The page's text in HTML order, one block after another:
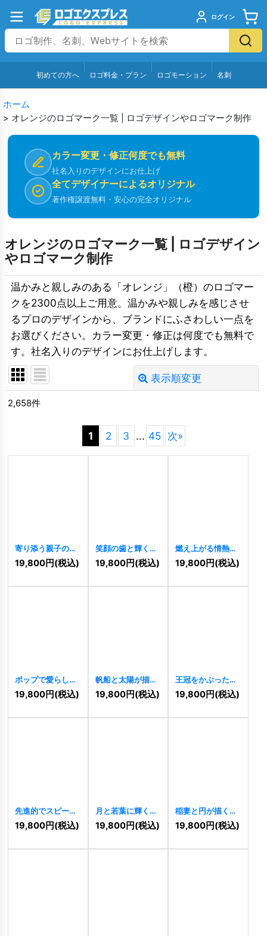
ログイン
初めての方へ ロゴ料金・プラン ロゴモーション 名刺
ホーム
> オレンジのロゴマーク一覧 | ロゴデザインやロゴマーク制作
カラー変更・修正何度でも無料
社名入りのデザインにお仕上げ
全てデザイナーによるオリジナル
著作権譲渡無料・安心の完全オリジナル
オレンジのロゴマーク一覧 | ロゴデザイン
やロゴマーク制作
温かみと親しみのある「オレンジ」（橙）のロゴマー
クを2300点以上ご用意。温かみや親しみを感じさせ
るプロのデザインから、ブランドにふさわしい一点を
お選びください。カラー変更・修正は何度でも無料で
す。社名入りのデザインにお仕上げします。
表示順変更
絞り込む
2,658件
1 2 3 ... 45 次»
寄り添う親子の鳥
が描く温かい絆の
ロゴ 11500]
19,800円(税込)
笑顔の歯と輝く星
のロゴ [11498]
19,800円(税込)
燃え上がる情熱を
象徴するイーグル
のロゴ [ 11490]
19,800円(税込)
ポップで愛らしい
カメのキャラクタ
ーロゴ [ 11487]
19,800円(税込)
帆船と太陽が描く
冒険と未来のロゴ
11488 ]
19,800円(税込)
王冠をかぶった犬
と猫の仲良しロゴ
11486 ]
19,800円(税込)
先進的でスピード
感のある「B」の
ロゴ 11482]
19,800円(税込)
月と若葉に輝く
「A」のナチュラ
ルロゴ [11478]
19,800円(税込)
稲妻と円が描くエ
ネルギッシュなロ
ゴ [ 11476 ]
19,800円(税込)